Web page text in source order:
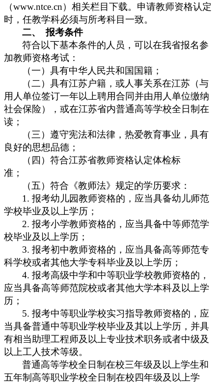
（www.ntce.cn）相关栏目下载。申请教师资格认定
时，任教学科必须与所考科目一致。
二、
报考条件
符合以下基本条件的人员，可以在我省报名参
加教师资格考试：
（一）具有中华人民共和国国籍；
（二）具有江苏户籍，或人事关系在江苏（与
用人单位签订一年以上聘用合同并由用人单位缴纳
社会保险），或在江苏省内普通高等学校全日制在
读；
（三）遵守宪法和法律，热爱教育事业，具有
良好的思想品德；
（四）符合江苏省教师资格认定体检标
准；
（五）符合《教师法》规定的学历要求：
1.报考幼儿园教师资格的，应当具备幼儿师范
学校毕业及以上学历；
2.报考小学教师资格的，应当具备中等师范学
校毕业及以上学历；
3.报考初中教师资格的，应当具备高等师范专
科学校或者其他大学专科毕业及以上学历；
4.报考高级中学和中等职业学校教师资格的，
应当具备高等师范院校或者其他大学本科及以上学
历；
5.报考中等职业学校实习指导教师资格的，应
当具备普通中等职业学校毕业及其以上学历，并具
有相当助理工程师及以上专业技术职务或者中级及
以上工人技术等级。
普通高等学校全日制在校三年级及以上学生和
五年制高等职业学校全日制在校四年级及以上学